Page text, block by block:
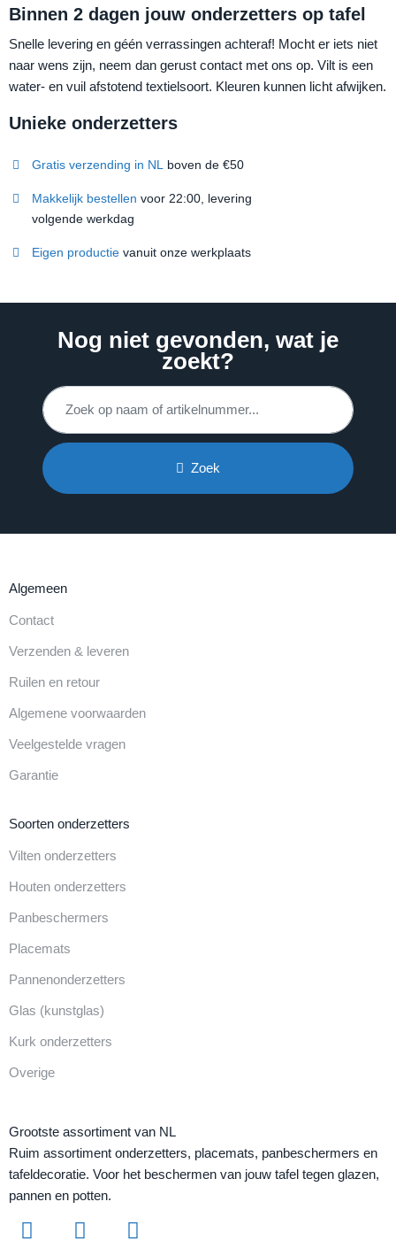
Binnen 2 dagen jouw onderzetters op tafel
Snelle levering en géén verrassingen achteraf! Mocht er iets niet
naar wens zijn, neem dan gerust contact met ons op. Vilt is een
water- en vuil afstotend textielsoort. Kleuren kunnen licht afwijken.
Unieke onderzetters
Gratis verzending in NL boven de €50
Makkelijk bestellen voor 22:00, levering
volgende werkdag
Eigen productie vanuit onze werkplaats
Nog niet gevonden, wat je
zoekt?
Zoek
Algemeen
Contact
Verzenden & leveren
Ruilen en retour
Algemene voorwaarden
Veelgestelde vragen
Garantie
Soorten onderzetters
Vilten onderzetters
Houten onderzetters
Panbeschermers
Placemats
Pannenonderzetters
Glas (kunstglas)
Kurk onderzetters
Overige
Grootste assortiment van NL
Ruim assortiment onderzetters, placemats, panbeschermers en
tafeldecoratie. Voor het beschermen van jouw tafel tegen glazen,
pannen en potten.